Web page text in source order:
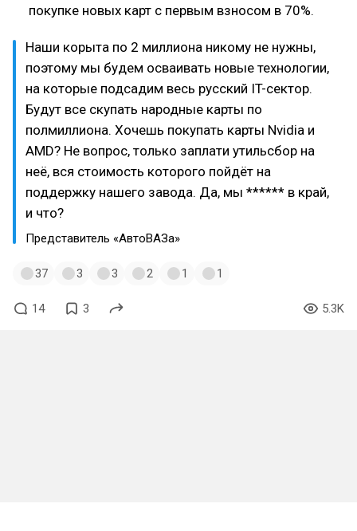
покупке новых карт с первым взносом в 70%.
Наши корыта по 2 миллиона никому не нужны,
поэтому мы будем осваивать новые технологии,
на которые подсадим весь русский IT-сектор.
Будут все скупать народные карты по
полмиллиона. Хочешь покупать карты Nvidia и
AMD? Не вопрос, только заплати утильсбор на
неё, вся стоимость которого пойдёт на
поддержку нашего завода. Да, мы ****** в край,
и что?
Представитель «АвтоВАЗа»
37 3 3 2 1 1
14 3 5.3K